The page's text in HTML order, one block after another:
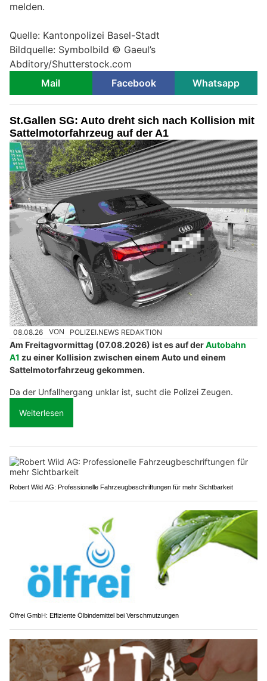
melden.
Quelle: Kantonpolizei Basel-Stadt
Bildquelle: Symbolbild © Gaeul’s
Abditory/Shutterstock.com
Mail
Facebook Whatsapp
St.Gallen SG: Auto dreht sich nach Kollision mit
Sattelmotorfahrzeug auf der A1
08.08.26 VON POLIZEI.NEWS REDAKTION
Am Freitagvormittag (07.08.2026) ist es auf derAutobahn
A1 zu einer Kollision zwischen einem Auto und einem
Sattelmotorfahrzeug gekommen.
Da der Unfallhergang unklar ist, sucht die Polizei Zeugen.
Weiterlesen
Robert Wild AG: Professionelle Fahrzeugbeschriftungen für mehr Sichtbarkeit
Ölfrei GmbH: Effiziente Ölbindemittel bei Verschmutzungen